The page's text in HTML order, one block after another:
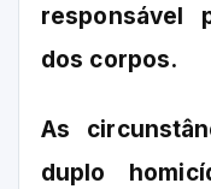
responsável
dos corpos.
As
duplo